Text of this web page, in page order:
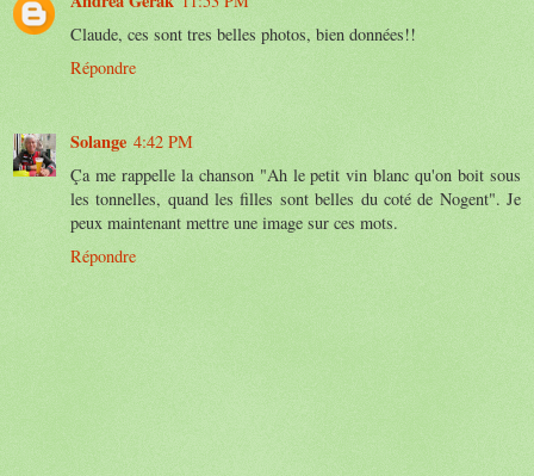
Claude, ces sont tres belles photos, bien données!!
Répondre
Solange 4:42 PM
Ça me rappelle la chanson "Ah le petit vin blanc qu'on boit sous
les tonnelles, quand les filles sont belles du coté de Nogent". Je
peux maintenant mettre une image sur ces mots.
Répondre